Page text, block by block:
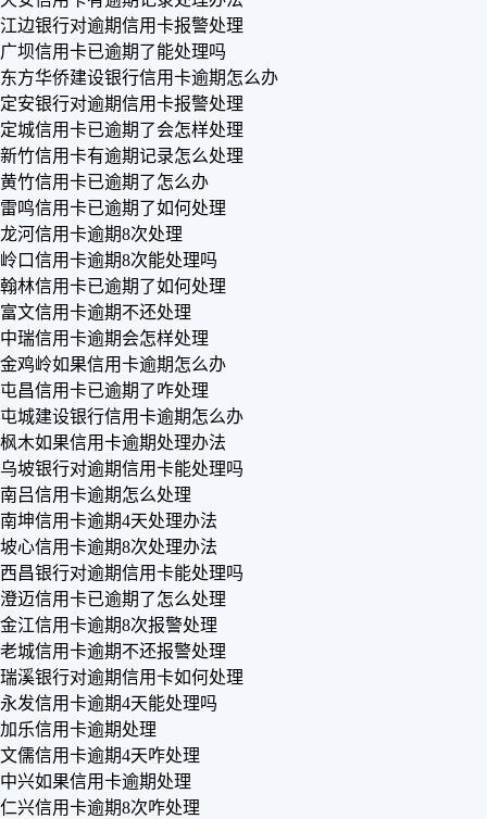
江边银行对逾期信用卡报警处理
广坝信用卡已逾期了能处理吗
东方华侨建设银行信用卡逾期怎么办
定安银行对逾期信用卡报警处理
定城信用卡已逾期了会怎样处理
新竹信用卡有逾期记录怎么处理
黄竹信用卡已逾期了怎么办
雷鸣信用卡已逾期了如何处理
龙河信用卡逾期8次处理
岭口信用卡逾期8次能处理吗
翰林信用卡已逾期了如何处理
富文信用卡逾期不还处理
中瑞信用卡逾期会怎样处理
金鸡岭如果信用卡逾期怎么办
屯昌信用卡已逾期了咋处理
屯城建设银行信用卡逾期怎么办
枫木如果信用卡逾期处理办法
乌坡银行对逾期信用卡能处理吗
南吕信用卡逾期怎么处理
南坤信用卡逾期4天处理办法
坡心信用卡逾期8次处理办法
西昌银行对逾期信用卡能处理吗
澄迈信用卡已逾期了怎么处理
金江信用卡逾期8次报警处理
老城信用卡逾期不还报警处理
瑞溪银行对逾期信用卡如何处理
永发信用卡逾期4天能处理吗
加乐信用卡逾期处理
文儒信用卡逾期4天咋处理
中兴如果信用卡逾期处理
仁兴信用卡逾期8次咋处理